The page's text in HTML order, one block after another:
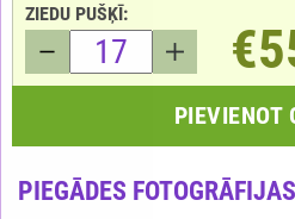
ZIEDU PUŠĶĪ:
PIEVIENOT
PIEGĀDES FOTOGRĀFIJAS